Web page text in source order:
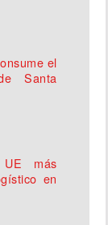
el
Santa
más
en